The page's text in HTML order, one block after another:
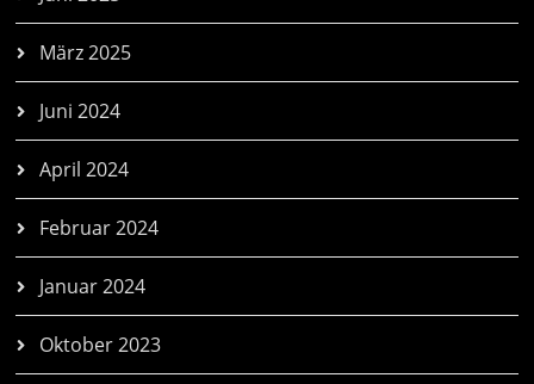
März 2025
Juni 2024
April 2024
Februar 2024
Januar 2024
Oktober 2023